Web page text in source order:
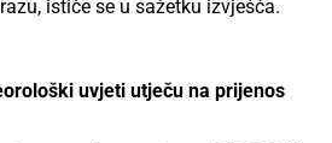
ističe se u sažetku izvješća.
uvjeti utječu na prijenos